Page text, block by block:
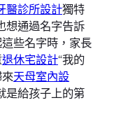
醫診所設計獨特
想通過名字告訴
些名字時，家長
退休宅設計“我的
天母室內設
是給孩子上的第